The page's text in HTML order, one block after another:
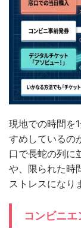
現地での時間を
すめしているの
口で長蛇の列に
や、限られた時
ストレスになり
コンビニ